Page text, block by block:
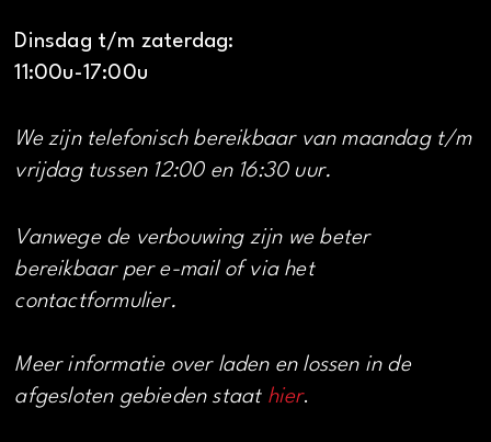
Dinsdag t/m zaterdag:
11:00u-17:00u
We zijn telefonisch bereikbaar van maandag t/m
vrijdag tussen 12:00 en 16:30 uur.
Vanwege de verbouwing zijn we beter
bereikbaar per e-mail of via het
contactformulier.
Meer informatie over laden en lossen in de
afgesloten gebieden staat hier.